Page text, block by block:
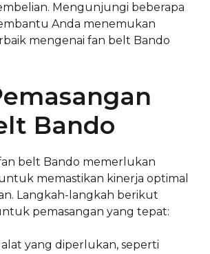
Mengunjungi beberapa
Anda menemukan
mengenai fan belt Bando
Bando
belt Bando memerlukan
memastikan kinerja optimal
Langkah-langkah berikut
pemasangan yang tepat:
alat yang diperlukan, seperti